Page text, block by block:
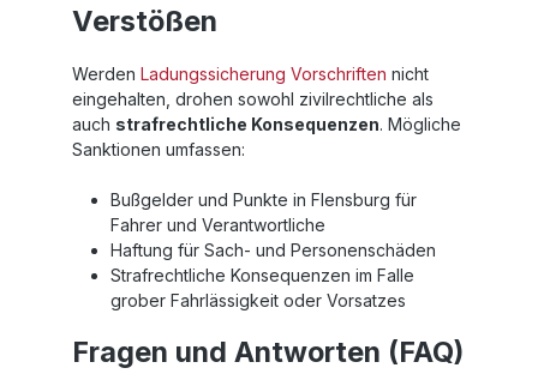
Verstößen
Werden Ladungssicherung Vorschriften nicht
eingehalten, drohen sowohl zivilrechtliche als
auch strafrechtliche Konsequenzen. Mögliche
Sanktionen umfassen:
Bußgelder und Punkte in Flensburg für
Fahrer und Verantwortliche
Haftung für Sach- und Personenschäden
Strafrechtliche Konsequenzen im Falle
grober Fahrlässigkeit oder Vorsatzes
Fragen und Antworten (FAQ)